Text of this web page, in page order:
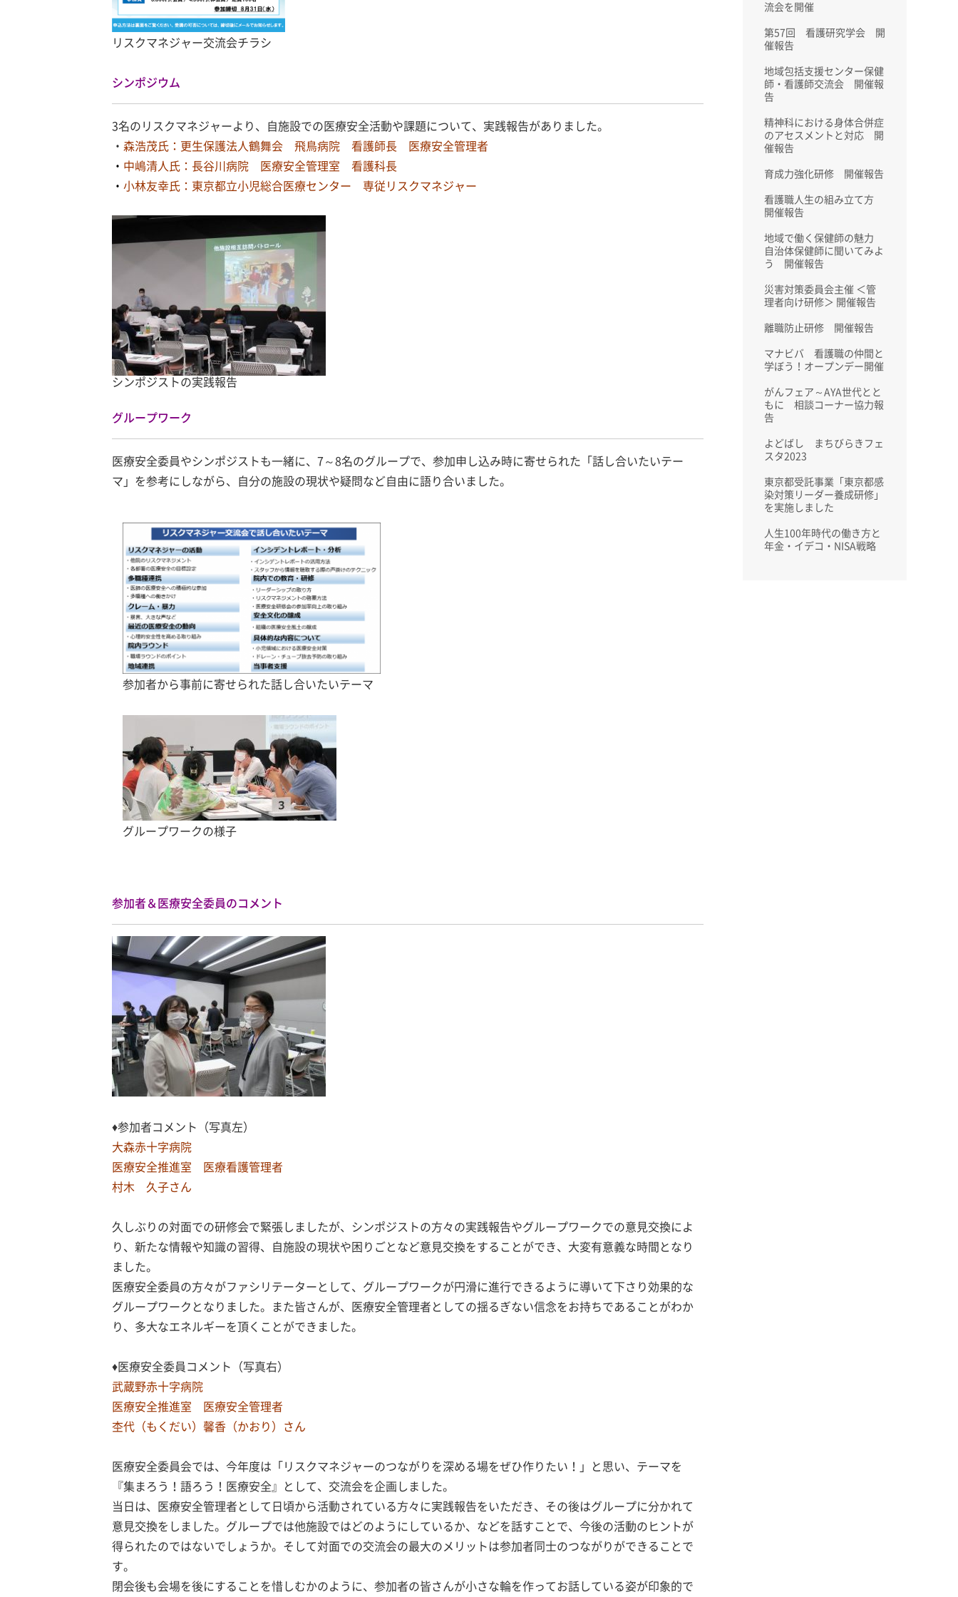
リスクマネジャー交流会チラシ
シンポジウム
3名のリスクマネジャーより、自施設での医療安全活動や課題について、実践報告がありました。
・ 森浩茂氏：更生保護法人鶴舞会 飛鳥病院 看護師長 医療安全管理者
・ 中嶋清人氏：長谷川病院 医療安全管理室 看護科長
・ 小林友幸氏：東京都立小児総合医療センター 専従リスクマネジャー
シンポジストの実践報告
グループワーク
医療安全委員やシンポジストも一緒に、7～8名のグループで、参加申し込み時に寄せられた「話し合いたいテー
マ」を参考にしながら、自分の施設の現状や疑問など自由に語り合いました。
参加者から事前に寄せられた話し合いたいテーマ
グループワークの様子
参加者＆医療安全委員のコメント
♦参加者コメント（写真左）
大森赤十字病院
医療安全推進室 医療看護管理者
村木 久子さん
久しぶりの対面での研修会で緊張しましたが、シンポジストの方々の実践報告やグループワークでの意見交換によ
り、新たな情報や知識の習得、自施設の現状や困りごとなど意見交換をすることができ、大変有意義な時間となり
ました。
医療安全委員の方々がファシリテーターとして、グループワークが円滑に進行できるように導いて下さり効果的な
グループワークとなりました。また皆さんが、医療安全管理者としての揺るぎない信念をお持ちであることがわか
り、多大なエネルギーを頂くことができました。
♦医療安全委員コメント（写真右）
武蔵野赤十字病院
医療安全推進室 医療安全管理者
杢代（もくだい）馨香（かおり）さん
医療安全委員会では、今年度は「リスクマネジャーのつながりを深める場をぜひ作りたい！」と思い、テーマを
『集まろう！語ろう！医療安全』として、交流会を企画しました。
当日は、医療安全管理者として日頃から活動されている方々に実践報告をいただき、その後はグループに分かれて
意見交換をしました。グループでは他施設ではどのようにしているか、などを話すことで、今後の活動のヒントが
得られたのではないでしょうか。そして対面での交流会の最大のメリットは参加者同士のつながりができることで
す。
閉会後も会場を後にすることを惜しむかのように、参加者の皆さんが小さな輪を作ってお話している姿が印象的で
流会を開催
第57回 看護研究学会 開
催報告
地域包括支援センター保健
師・看護師交流会 開催報
告
精神科における身体合併症
のアセスメントと対応 開
催報告
育成力強化研修 開催報告
看護職人生の組み立て方
開催報告
地域で働く保健師の魅力
自治体保健師に聞いてみよ
う 開催報告
災害対策委員会主催 ＜管
理者向け研修＞ 開催報告
離職防止研修 開催報告
マナビバ 看護職の仲間と
学ぼう！オープンデー開催
がんフェア～AYA世代とと
もに 相談コーナー協力報
告
よどばし まちびらきフェ
スタ2023
東京都受託事業「東京都感
染対策リーダー養成研修」
を実施しました
人生100年時代の働き方と
年金・イデコ・NISA戦略